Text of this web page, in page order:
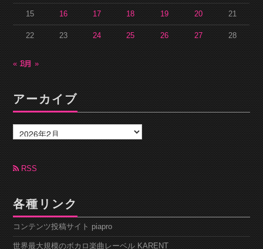
15 16 17 18 19 20 21
22 23 24 25 26 27 28
« 1月3月 »
アーカイブ
ー
カ
ブ RSS
各種リンク
コンテンツ投稿サイト piapro
世界最大規模のボカロ楽曲レーベル KARENT